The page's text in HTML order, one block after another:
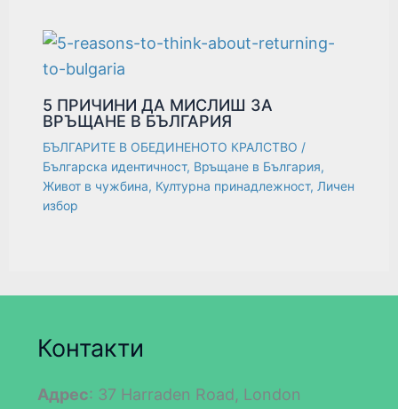
5 ПРИЧИНИ ДА МИСЛИШ ЗА
ВРЪЩАНЕ В БЪЛГАРИЯ
БЪЛГАРИТЕ В ОБЕДИНЕНОТО КРАЛСТВО /
Българска идентичност, Връщане в България,
Живот в чужбина, Културна принадлежност, Личен
избор
Контакти
Адрес: 37 Harraden Road, London